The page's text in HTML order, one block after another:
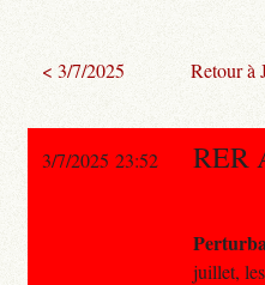
< 3/7/2025 Retour à
3/7/2025 23:52 RER
juillet,